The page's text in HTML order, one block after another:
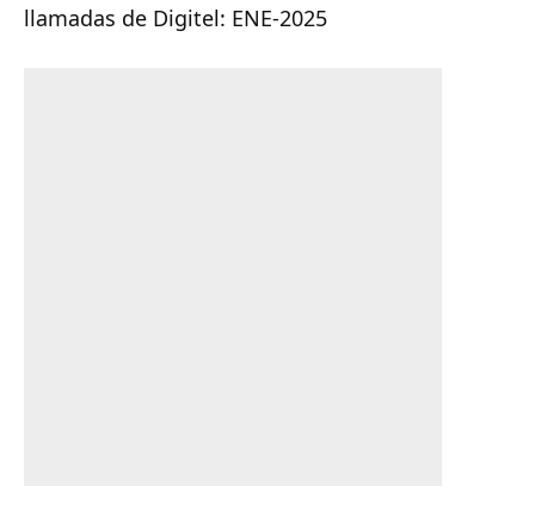
llamadas de Digitel: ENE-2025